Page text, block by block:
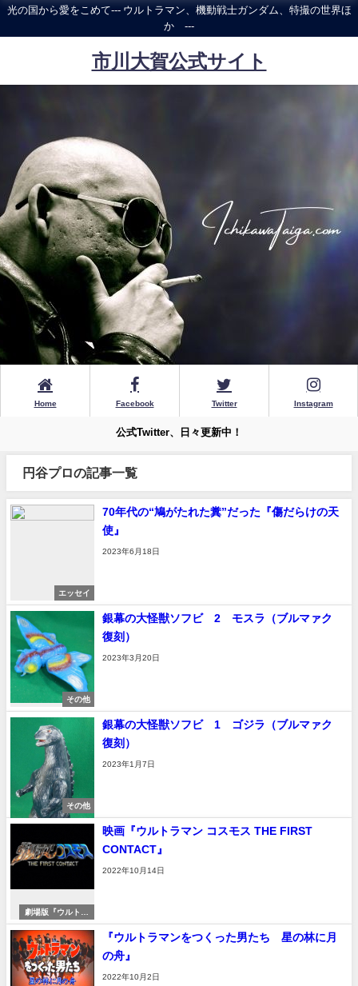
光の国から愛をこめて--- ウルトラマン、機動戦士ガンダム、特撮の世界ほ
か ---
市川大賀公式サイト
Home Facebook Twitter Instagram
公式Twitter、日々更新中！
円谷プロの記事一覧
エッセイ
70年代の“鳩がたれた糞”だった『傷だらけの天
使』
2023年6月18日
その他
銀幕の大怪獣ソフビ 2 モスラ（ブルマァク
復刻）
2023年3月20日
その他
銀幕の大怪獣ソフビ 1 ゴジラ（ブルマァク
復刻）
2023年1月7日
劇場版『ウルトラ
マンコスモス』
映画『ウルトラマン コスモス THE FIRST
CONTACT』
2022年10月14日
『ウルトラマンをつくった男たち 星の林に月
の舟』
2022年10月2日